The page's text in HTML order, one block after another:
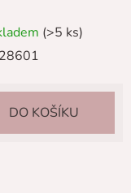
(>5 ks)
DO KOŠÍKU